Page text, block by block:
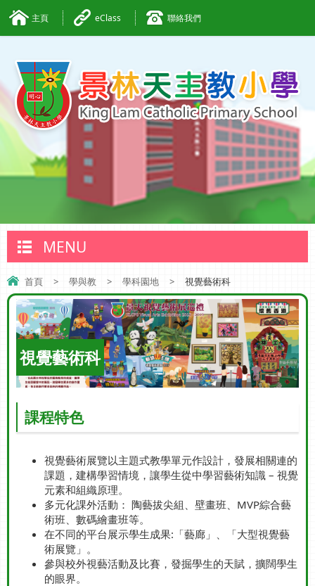
主頁 eClass 聯絡我們
MENU
首頁 > 學與教 > 學科園地 > 視覺藝術科
視覺藝術科
課程特色
視覺藝術展覽以主題式教學單元作設計，發展相關連的
課題，建構學習情境，讓學生從中學習藝術知識 – 視覺
元素和組織原理。
多元化課外活動： 陶藝拔尖組、壁畫班、MVP綜合藝
術班、數碼繪畫班等。
在不同的平台展示學生成果:「藝廊」、「大型視覺藝
術展覽」。
參與校外視藝活動及比賽，發掘學生的天賦，擴闊學生
的眼界。